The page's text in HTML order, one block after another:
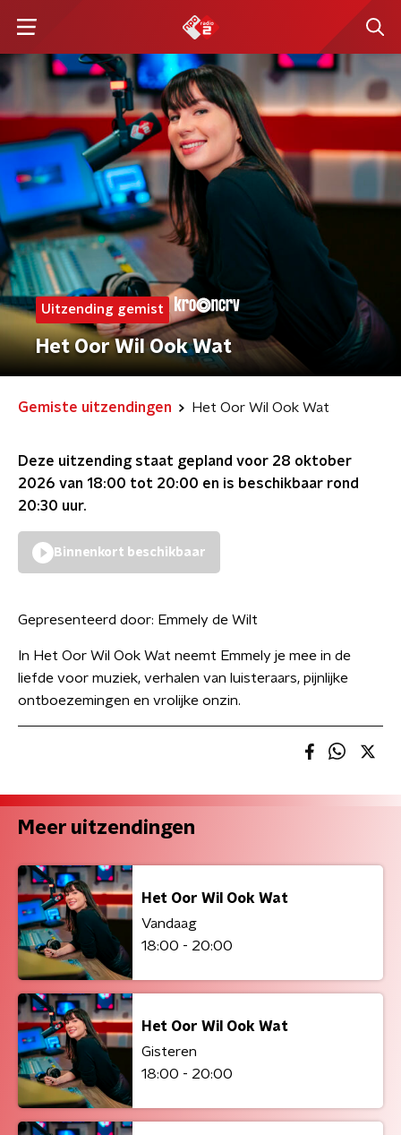
Uitzending gemist
Het Oor Wil Ook Wat
Gemiste uitzendingen Het Oor Wil Ook Wat
Deze uitzending staat gepland voor 28 oktober
2026 van 18:00 tot 20:00 en is beschikbaar rond
20:30 uur.
Binnenkort beschikbaar
Gepresenteerd door: Emmely de Wilt
In Het Oor Wil Ook Wat neemt Emmely je mee in de
liefde voor muziek, verhalen van luisteraars, pijnlijke
ontboezemingen en vrolijke onzin.
Meer uitzendingen
Het Oor Wil Ook Wat
Vandaag
18:00 - 20:00
Het Oor Wil Ook Wat
Gisteren
18:00 - 20:00